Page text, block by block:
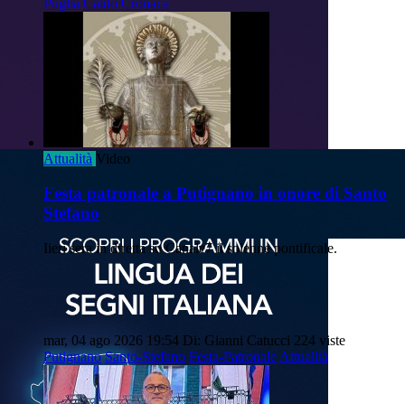
Attualità Video
Festa patronale a Putignano in onore di Santo
Stefano
Iieri sera in diretta su Canale7 il solenne pontificale.
mar, 04 ago 2026 19:54 Di: Gianni Catucci 224 viste
Putignano Santo-Stefano Festa-Patronale Attualità